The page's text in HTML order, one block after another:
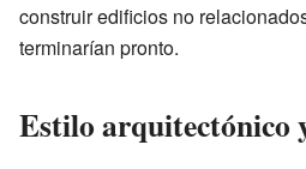
construir edificios no
terminarían pronto.
Estilo arquitectónico